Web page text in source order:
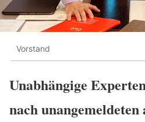
Vorstand
Unabhängige
nach unangemeldeten